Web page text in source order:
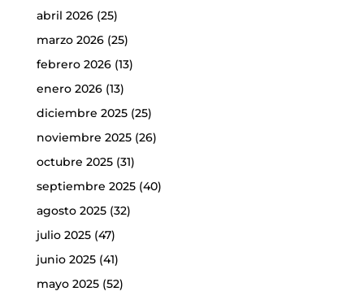
abril 2026(25)
marzo 2026(25)
febrero 2026(13)
enero 2026(13)
diciembre 2025(25)
noviembre 2025(26)
octubre 2025(31)
septiembre 2025(40)
agosto 2025(32)
julio 2025(47)
junio 2025(41)
mayo 2025(52)